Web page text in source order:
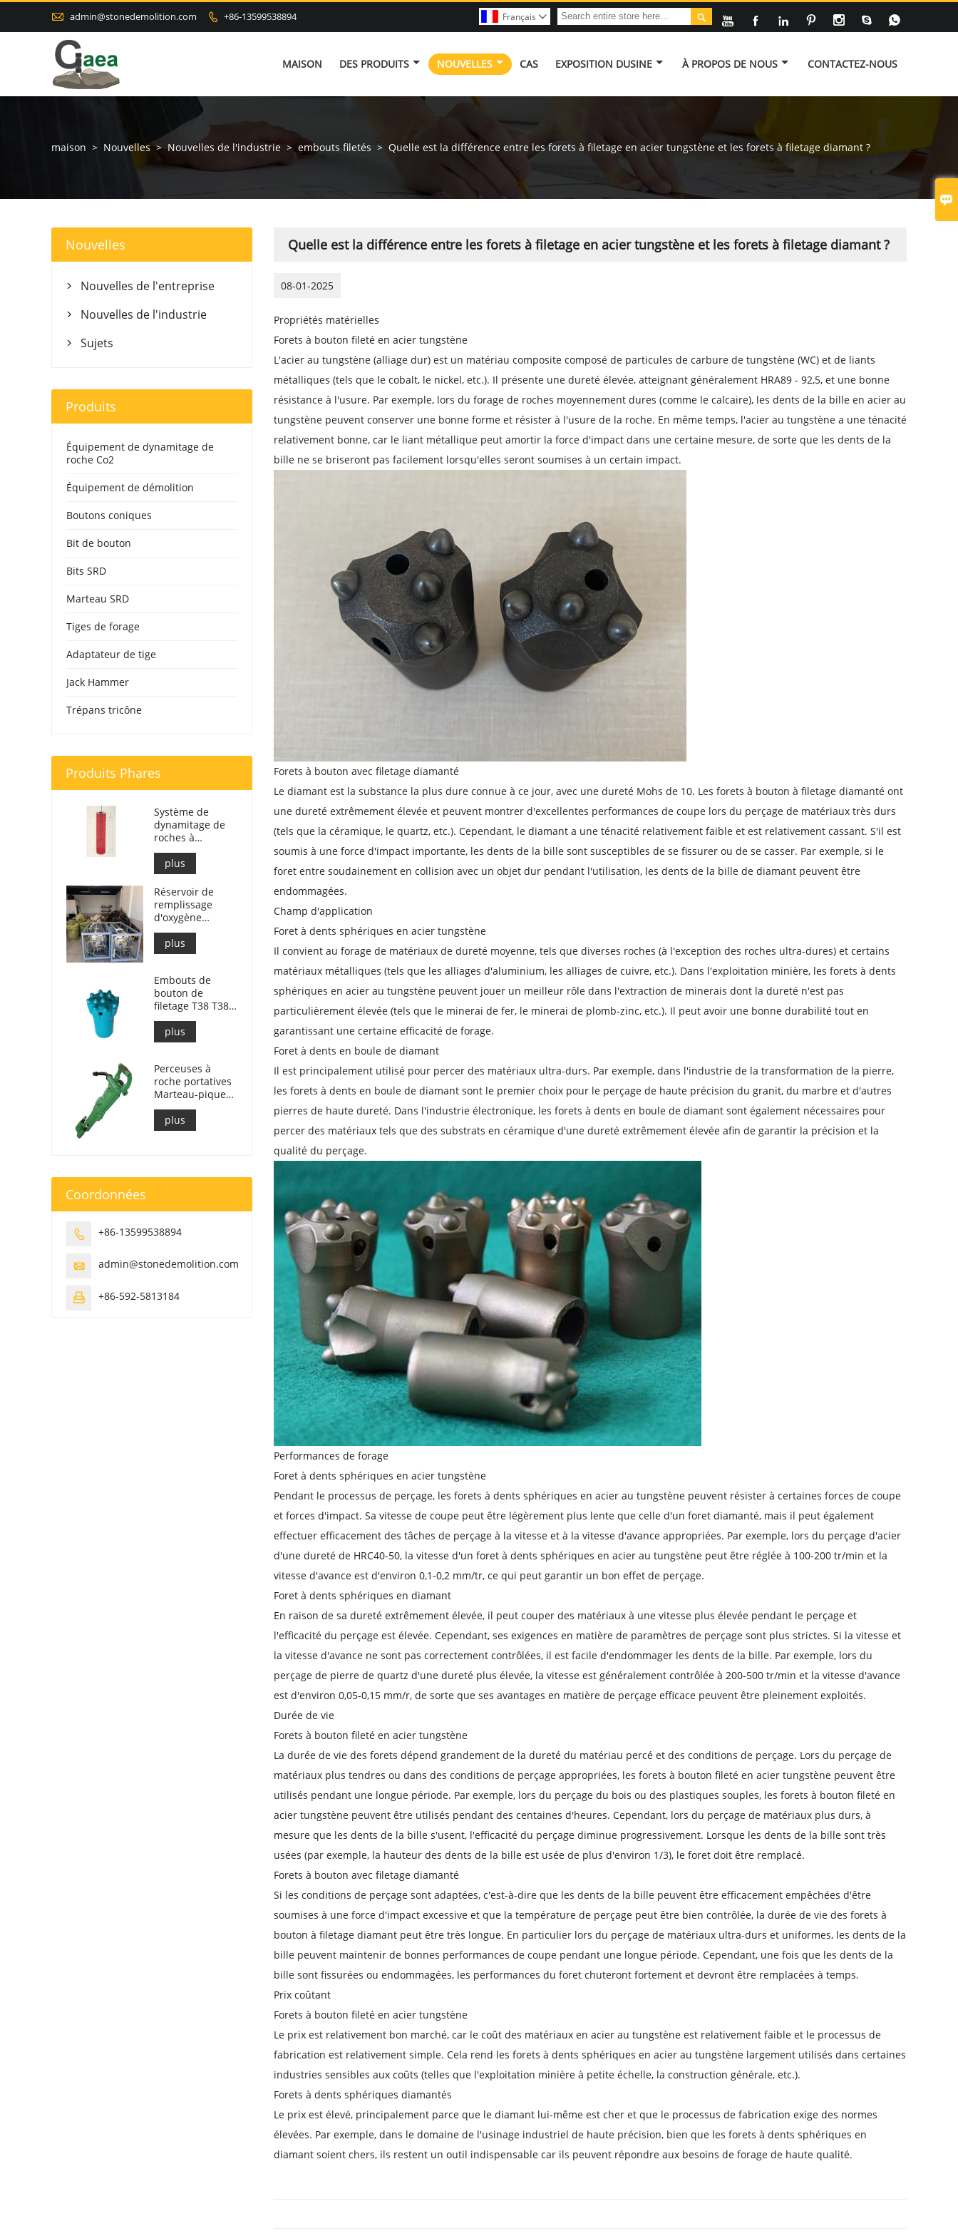

 admin@stonedemolition.com  +86-13599538894       

Français 
MAISON DES PRODUITS NOUVELLES CAS EXPOSITION DUSINE À PROPOS DE NOUS CONTACTEZ-NOUS
maison > Nouvelles > Nouvelles de l'industrie > embouts filetés > Quelle est la différence entre les forets à filetage en acier tungstène et les forets à filetage diamant ?
Quelle est la différence entre les forets à filetage en acier tungstène et les forets à filetage diamant ?
08-01-2025
Propriétés matérielles
Forets à bouton fileté en acier tungstène
L'acier au tungstène (alliage dur) est un matériau composite composé de particules de carbure de tungstène (WC) et de liants
métalliques (tels que le cobalt, le nickel, etc.). Il présente une dureté élevée, atteignant généralement HRA89 - 92,5, et une bonne
résistance à l'usure. Par exemple, lors du forage de roches moyennement dures (comme le calcaire), les dents de la bille en acier au
tungstène peuvent conserver une bonne forme et résister à l'usure de la roche. En même temps, l'acier au tungstène a une ténacité
relativement bonne, car le liant métallique peut amortir la force d'impact dans une certaine mesure, de sorte que les dents de la
bille ne se briseront pas facilement lorsqu'elles seront soumises à un certain impact.
Forets à bouton avec filetage diamanté
Le diamant est la substance la plus dure connue à ce jour, avec une dureté Mohs de 10. Les forets à bouton à filetage diamanté ont
une dureté extrêmement élevée et peuvent montrer d'excellentes performances de coupe lors du perçage de matériaux très durs
(tels que la céramique, le quartz, etc.). Cependant, le diamant a une ténacité relativement faible et est relativement cassant. S'il est
soumis à une force d'impact importante, les dents de la bille sont susceptibles de se fissurer ou de se casser. Par exemple, si le
foret entre soudainement en collision avec un objet dur pendant l'utilisation, les dents de la bille de diamant peuvent être
endommagées.
Champ d'application
Foret à dents sphériques en acier tungstène
Il convient au forage de matériaux de dureté moyenne, tels que diverses roches (à l'exception des roches ultra-dures) et certains
matériaux métalliques (tels que les alliages d'aluminium, les alliages de cuivre, etc.). Dans l'exploitation minière, les forets à dents
sphériques en acier au tungstène peuvent jouer un meilleur rôle dans l'extraction de minerais dont la dureté n'est pas
particulièrement élevée (tels que le minerai de fer, le minerai de plomb-zinc, etc.). Il peut avoir une bonne durabilité tout en
garantissant une certaine efficacité de forage.
Foret à dents en boule de diamant
Il est principalement utilisé pour percer des matériaux ultra-durs. Par exemple, dans l'industrie de la transformation de la pierre,
les forets à dents en boule de diamant sont le premier choix pour le perçage de haute précision du granit, du marbre et d'autres
pierres de haute dureté. Dans l'industrie électronique, les forets à dents en boule de diamant sont également nécessaires pour
percer des matériaux tels que des substrats en céramique d'une dureté extrêmement élevée afin de garantir la précision et la
qualité du perçage.
Performances de forage
Foret à dents sphériques en acier tungstène
Pendant le processus de perçage, les forets à dents sphériques en acier au tungstène peuvent résister à certaines forces de coupe
et forces d'impact. Sa vitesse de coupe peut être légèrement plus lente que celle d'un foret diamanté, mais il peut également
effectuer efficacement des tâches de perçage à la vitesse et à la vitesse d'avance appropriées. Par exemple, lors du perçage d'acier
d'une dureté de HRC40-50, la vitesse d'un foret à dents sphériques en acier au tungstène peut être réglée à 100-200 tr/min et la
vitesse d'avance est d'environ 0,1-0,2 mm/tr, ce qui peut garantir un bon effet de perçage.
Foret à dents sphériques en diamant
En raison de sa dureté extrêmement élevée, il peut couper des matériaux à une vitesse plus élevée pendant le perçage et
l'efficacité du perçage est élevée. Cependant, ses exigences en matière de paramètres de perçage sont plus strictes. Si la vitesse et
la vitesse d'avance ne sont pas correctement contrôlées, il est facile d'endommager les dents de la bille. Par exemple, lors du
perçage de pierre de quartz d'une dureté plus élevée, la vitesse est généralement contrôlée à 200-500 tr/min et la vitesse d'avance
est d'environ 0,05-0,15 mm/r, de sorte que ses avantages en matière de perçage efficace peuvent être pleinement exploités.
Durée de vie
Forets à bouton fileté en acier tungstène
La durée de vie des forets dépend grandement de la dureté du matériau percé et des conditions de perçage. Lors du perçage de
matériaux plus tendres ou dans des conditions de perçage appropriées, les forets à bouton fileté en acier tungstène peuvent être
utilisés pendant une longue période. Par exemple, lors du perçage du bois ou des plastiques souples, les forets à bouton fileté en
acier tungstène peuvent être utilisés pendant des centaines d'heures. Cependant, lors du perçage de matériaux plus durs, à
mesure que les dents de la bille s'usent, l'efficacité du perçage diminue progressivement. Lorsque les dents de la bille sont très
usées (par exemple, la hauteur des dents de la bille est usée de plus d'environ 1/3), le foret doit être remplacé.
Forets à bouton avec filetage diamanté
Si les conditions de perçage sont adaptées, c'est-à-dire que les dents de la bille peuvent être efficacement empêchées d'être
soumises à une force d'impact excessive et que la température de perçage peut être bien contrôlée, la durée de vie des forets à
bouton à filetage diamant peut être très longue. En particulier lors du perçage de matériaux ultra-durs et uniformes, les dents de la
bille peuvent maintenir de bonnes performances de coupe pendant une longue période. Cependant, une fois que les dents de la
bille sont fissurées ou endommagées, les performances du foret chuteront fortement et devront être remplacées à temps.
Prix ​​coûtant
Forets à bouton fileté en acier tungstène
Le prix est relativement bon marché, car le coût des matériaux en acier au tungstène est relativement faible et le processus de
fabrication est relativement simple. Cela rend les forets à dents sphériques en acier au tungstène largement utilisés dans certaines
industries sensibles aux coûts (telles que l'exploitation minière à petite échelle, la construction générale, etc.).
Forets à dents sphériques diamantés
Le prix est élevé, principalement parce que le diamant lui-même est cher et que le processus de fabrication exige des normes
élevées. Par exemple, dans le domaine de l'usinage industriel de haute précision, bien que les forets à dents sphériques en
diamant soient chers, ils restent un outil indispensable car ils peuvent répondre aux besoins de forage de haute qualité.
Nouvelles
 Nouvelles de l'entreprise
 Nouvelles de l'industrie
 Sujets
Produits
Équipement de dynamitage de
roche Co2
Équipement de démolition
Boutons coniques
Bit de bouton
Bits SRD
Marteau SRD
Tiges de forage
Adaptateur de tige
Jack Hammer
Trépans tricône
Produits Phares
Système de
dynamitage de
roches à
l'oxygène liquide
| Fendage de
roches à
l'oxygène liquide
pour
l'exploitation
minière
plus
Réservoir de
remplissage
d'oxygène
liquide 499 L
pour le
dynamitage de
plus
Embouts de
bouton de
filetage T38 T38-
76
plus
Perceuses à
roche portatives
Marteau-piqueur
Y24
plus
Coordonnées
 +86-13599538894
 admin@stonedemolition.com
 +86-592-5813184